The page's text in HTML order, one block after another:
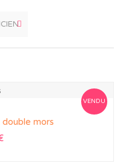
VENDU
mors